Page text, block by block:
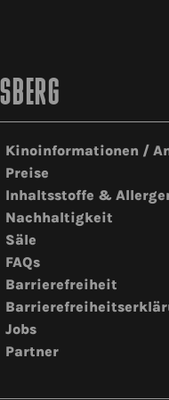
Kinoinformationen /
Preise
Inhaltsstoffe &
Nachhaltigkeit
Säle
FAQs
Barrierefreiheit
Jobs
Partner